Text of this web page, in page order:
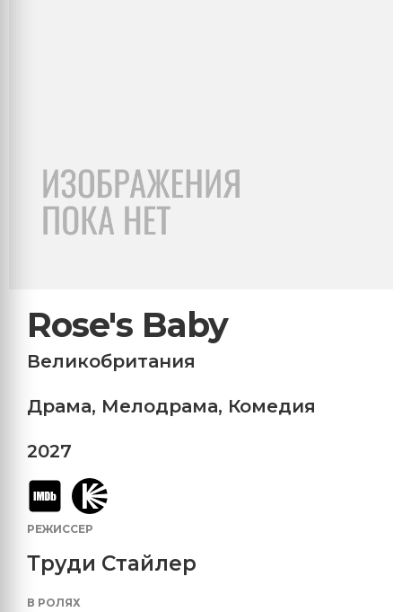
Rose's Baby
Великобритания
Драма, Мелодрама, Комедия
2027
РЕЖИССЕР
Труди Стайлер
В РОЛЯХ